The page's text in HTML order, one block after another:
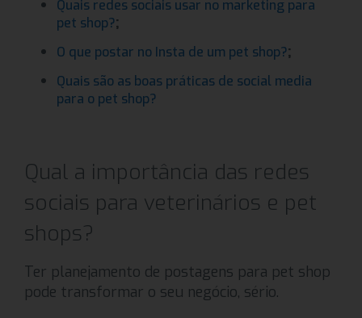
Quais redes sociais usar no marketing para
pet shop?;
O que postar no Insta de um pet shop?;
Quais são as boas práticas de social media
para o pet shop?
Qual a importância das redes
sociais para veterinários e pet
shops?
Ter planejamento de postagens para pet shop
pode transformar o seu negócio, sério.